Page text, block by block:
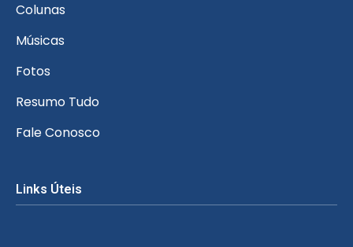
Colunas
Músicas
Fotos
Resumo Tudo
Fale Conosco
Links Úteis